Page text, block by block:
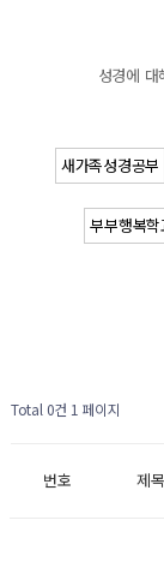
성경에
새가족성경공부
부부행복학
Total 0건 1 페이지
번호 제목